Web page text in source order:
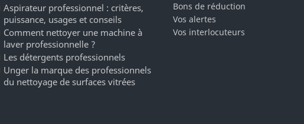
Aspirateur professionnel : critères,
puissance, usages et conseils
Comment nettoyer une machine à
laver professionnelle ?
Les détergents professionnels
Unger la marque des professionnels
du nettoyage de surfaces vitrées
Bons de réduction
Vos alertes
Vos interlocuteurs